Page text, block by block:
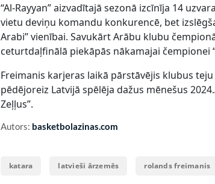
“Al-Rayyan” aizvadītajā sezonā izcīnīja 14
vietu deviņu komandu konkurencē, bet
Arabi” vienībai. Savukārt Arābu klubu
ceturtdaļfinālā piekāpās nākamajai čempionei
Freimanis karjeras laikā pārstāvējis klubus
pēdējoreiz Latvijā spēlēja dažus mēnešus
Zeļļus”.
Autors: basketbolazinas.com
katara latvieši ārzemēs rolands freimanis